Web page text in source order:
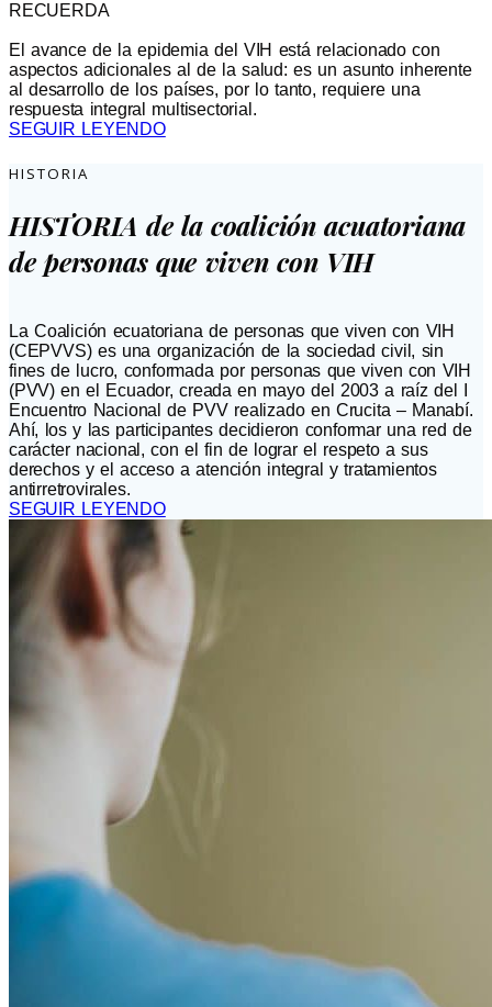
RECUERDA
El avance de la epidemia del VIH está relacionado con
aspectos adicionales al de la salud: es un asunto inherente
al desarrollo de los países, por lo tanto, requiere una
respuesta integral multisectorial.
SEGUIR LEYENDO
HISTORIA
HISTORIA de la coalición acuatoriana
de personas que viven con VIH
La Coalición ecuatoriana de personas que viven con VIH
(CEPVVS) es una organización de la sociedad civil, sin
fines de lucro, conformada por personas que viven con VIH
(PVV) en el Ecuador, creada en mayo del 2003 a raíz del I
Encuentro Nacional de PVV realizado en Crucita – Manabí.
Ahí, los y las participantes decidieron conformar una red de
carácter nacional, con el fin de lograr el respeto a sus
derechos y el acceso a atención integral y tratamientos
antirretrovirales.
SEGUIR LEYENDO